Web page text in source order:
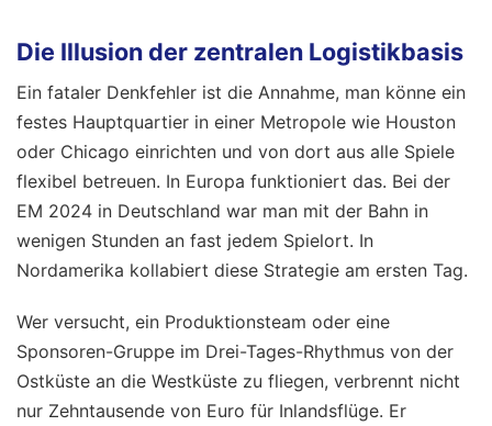
Die Illusion der zentralen Logistikbasis
Ein fataler Denkfehler ist die Annahme, man könne ein
festes Hauptquartier in einer Metropole wie Houston
oder Chicago einrichten und von dort aus alle Spiele
flexibel betreuen. In Europa funktioniert das. Bei der
EM 2024 in Deutschland war man mit der Bahn in
wenigen Stunden an fast jedem Spielort. In
Nordamerika kollabiert diese Strategie am ersten Tag.
Wer versucht, ein Produktionsteam oder eine
Sponsoren-Gruppe im Drei-Tages-Rhythmus von der
Ostküste an die Westküste zu fliegen, verbrennt nicht
nur Zehntausende von Euro für Inlandsflüge. Er